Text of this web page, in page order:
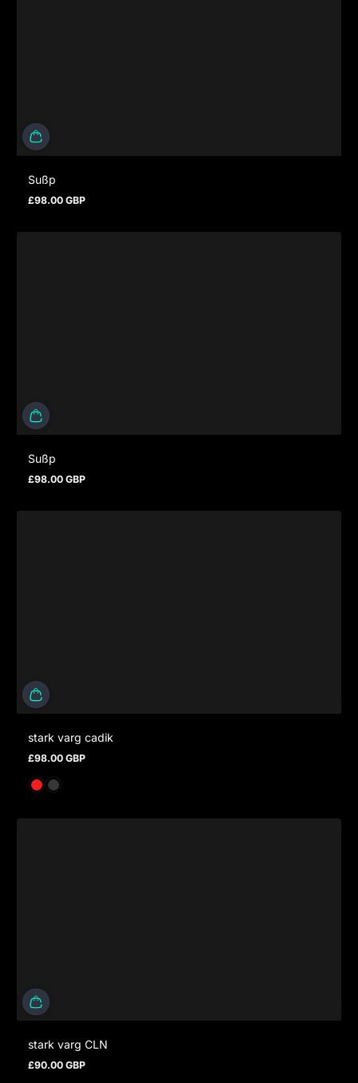
Sußp
Regulärer Preis
£98.00 GBP
Sußp
Regulärer Preis
£98.00 GBP
stark varg cadik
Regulärer Preis
£98.00 GBP
stark varg CLN
Regulärer Preis
£90.00 GBP